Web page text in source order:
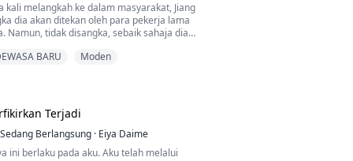
benar berlaku.
gay.
manusia berusia 21 tahun yang
lelaki untuk mendapatkan pekerjaan di
multinasional.
kali melangkah ke dalam masyarakat, Jiang
dia akan ditekan oleh para pekerja lama
Namun, tidak disangka, sebaik sahaja dia
yang cantik...
BARU Moden
Terjadi
Sedang Berlangsung · Eiya Daime
ini berlaku pada aku. Aku telah melalui